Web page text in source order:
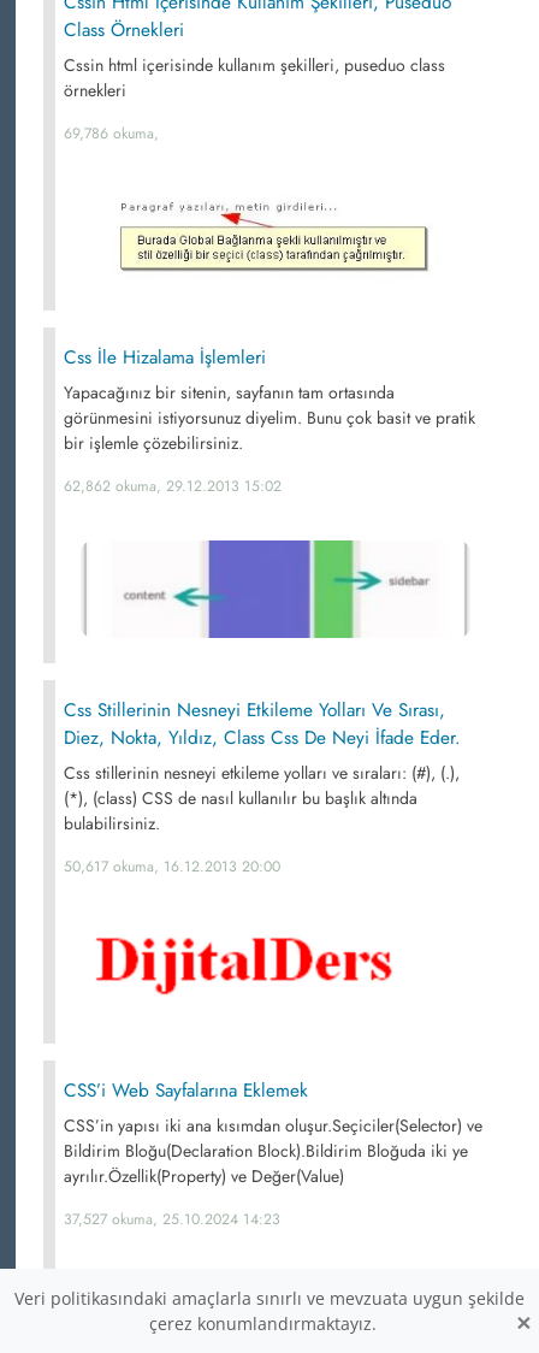
Class Örnekleri
Cssin html içerisinde kullanım şekilleri, puseduo class
örnekleri
69,786 okuma,
Css İle Hizalama İşlemleri
Yapacağınız bir sitenin, sayfanın tam ortasında
görünmesini istiyorsunuz diyelim. Bunu çok basit ve pratik
bir işlemle çözebilirsiniz.
62,862 okuma, 29.12.2013 15:02
Css Stillerinin Nesneyi Etkileme Yolları Ve Sırası,
Diez, Nokta, Yıldız, Class Css De Neyi İfade Eder.
Css stillerinin nesneyi etkileme yolları ve sıraları: (#), (.),
(*), (class) CSS de nasıl kullanılır bu başlık altında
bulabilirsiniz.
50,617 okuma, 16.12.2013 20:00
CSS’i Web Sayfalarına Eklemek
CSS’in yapısı iki ana kısımdan oluşur.Seçiciler(Selector) ve
Bildirim Bloğu(Declaration Block).Bildirim Bloğuda iki ye
ayrılır.Özellik(Property) ve Değer(Value)
37,527 okuma, 25.10.2024 14:23
Veri politikasındaki amaçlarla sınırlı ve mevzuata uygun şekilde
çerez konumlandırmaktayız.
×